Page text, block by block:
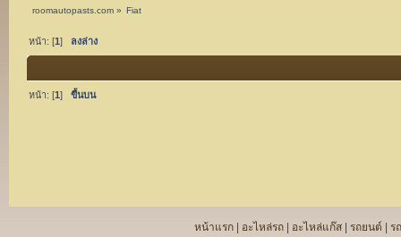
roomautopasts.com» Fiat
หน้า: [1] ลงล่าง
หน้า: [1 ] ขึ้นบน
หน้าแรก อะไหล่รถ อะไหล่แก๊ส รถยนต์ ร